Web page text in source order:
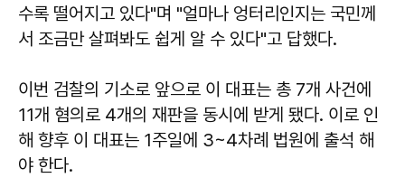
수록 떨어지고 있다"며 "얼마나 엉터리인지는 국민께
서 조금만 살펴봐도 쉽게 알 수 있다"고 답했다.
이번 검찰의 기소로 앞으로 이 대표는 총 7개 사건에
11개 혐의로 4개의 재판을 동시에 받게 됐다. 이로 인
해 향후 이 대표는 1주일에 3~4차례 법원에 출석 해
야 한다.